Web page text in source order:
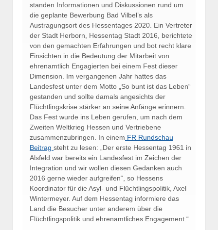
standen Informationen und Diskussionen rund um
die geplante Bewerbung Bad Vilbel’s als
Austragungsort des Hessentages 2020. Ein Vertreter
der Stadt Herborn, Hessentag Stadt 2016, berichtete
von den gemachten Erfahrungen und bot recht klare
Einsichten in die Bedeutung der Mitarbeit von
ehrenamtlich Engagierten bei einem Fest dieser
Dimension. Im vergangenen Jahr hattes das
Landesfest unter dem Motto „So bunt ist das Leben“
gestanden und sollte damals angesichts der
Flüchtlingskrise stärker an seine Anfänge erinnern.
Das Fest wurde ins Leben gerufen, um nach dem
Zweiten Weltkrieg Hessen und Vertriebene
zusammenzubringen. In einem FR Rundschau
Beitrag steht zu lesen: „Der erste Hessentag 1961 in
Alsfeld war bereits ein Landesfest im Zeichen der
Integration und wir wollen diesen Gedanken auch
2016 gerne wieder aufgreifen“, so Hessens
Koordinator für die Asyl- und Flüchtlingspolitik, Axel
Wintermeyer. Auf dem Hessentag informiere das
Land die Besucher unter anderem über die
Flüchtlingspolitik und ehrenamtliches Engagement.“